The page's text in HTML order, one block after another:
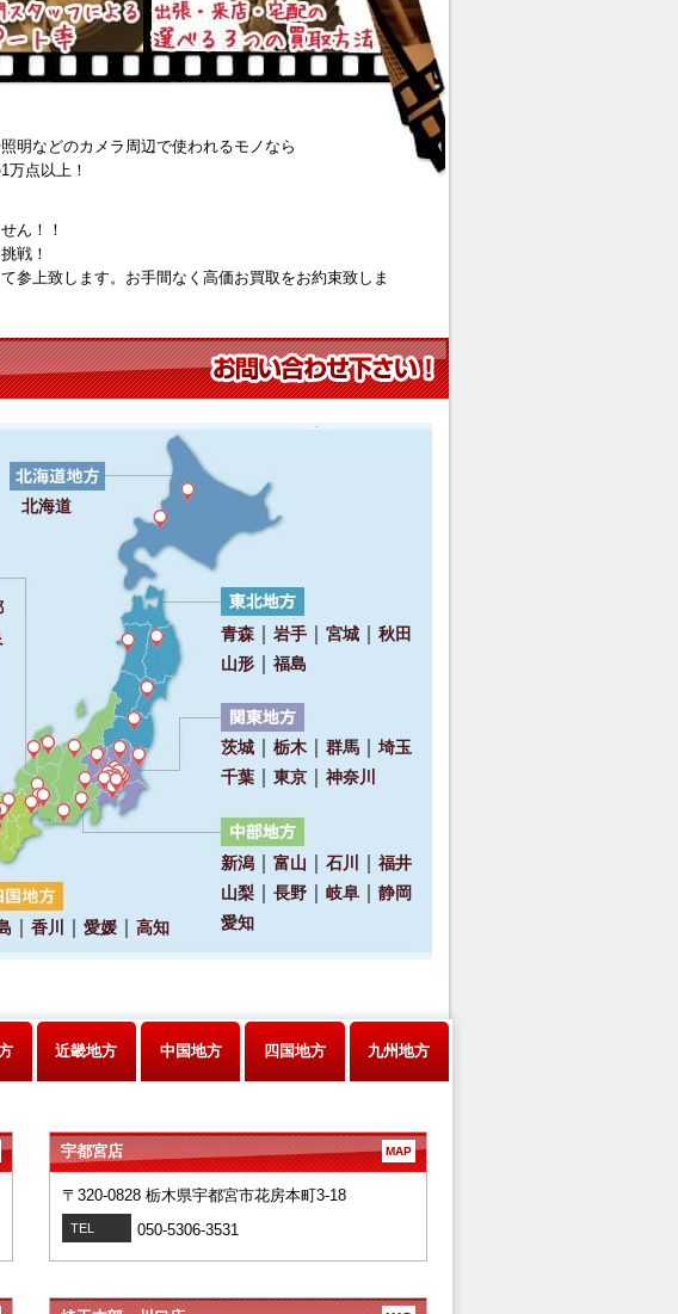
明などのカメラ周辺で使われるモノなら
万点以上！
ん！！
戦！
参上致します。お手間なく高価お買取をお約束致しま
近畿地方 中国地方 四国地方 九州地方
宇都宮店 MAP
〒320-0828 栃木県宇都宮市花房本町3-18
TEL 050-5306-3531